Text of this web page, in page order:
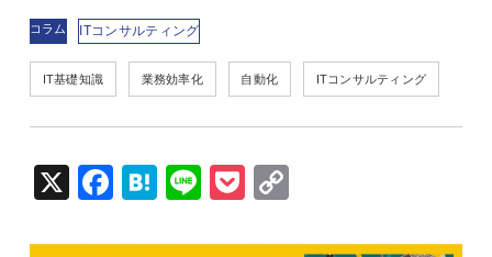
コラム ITコンサルティング
IT基礎知識 業務効率化 自動化 ITコンサルティング
X
Fac
ok
Hat
Lin
Poc Cop
nk